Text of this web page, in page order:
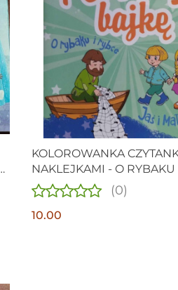
KOLOROWANKA
NAKLEJKAMI - O RYBAKU
ZŁOTEJ RYBCE + JAŚ I
MAŁGOSIA
(0)
10.00